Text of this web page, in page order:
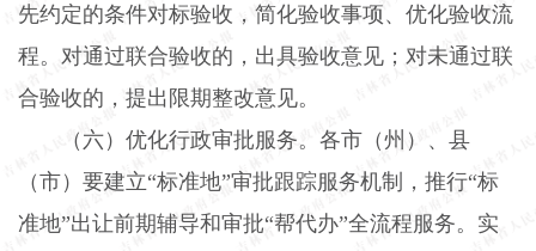
先约定的条件对标验收，简化验收事项、优化验收流
程。对通过联合验收的，出具验收意见；对未通过联
合验收的，提出限期整改意见。
（六）优化行政审批服务。 各市（州）、县
（市）要建立“标准地”审批跟踪服务机制，推行“标
准地”出让前期辅导和审批“帮代办”全流程服务。实